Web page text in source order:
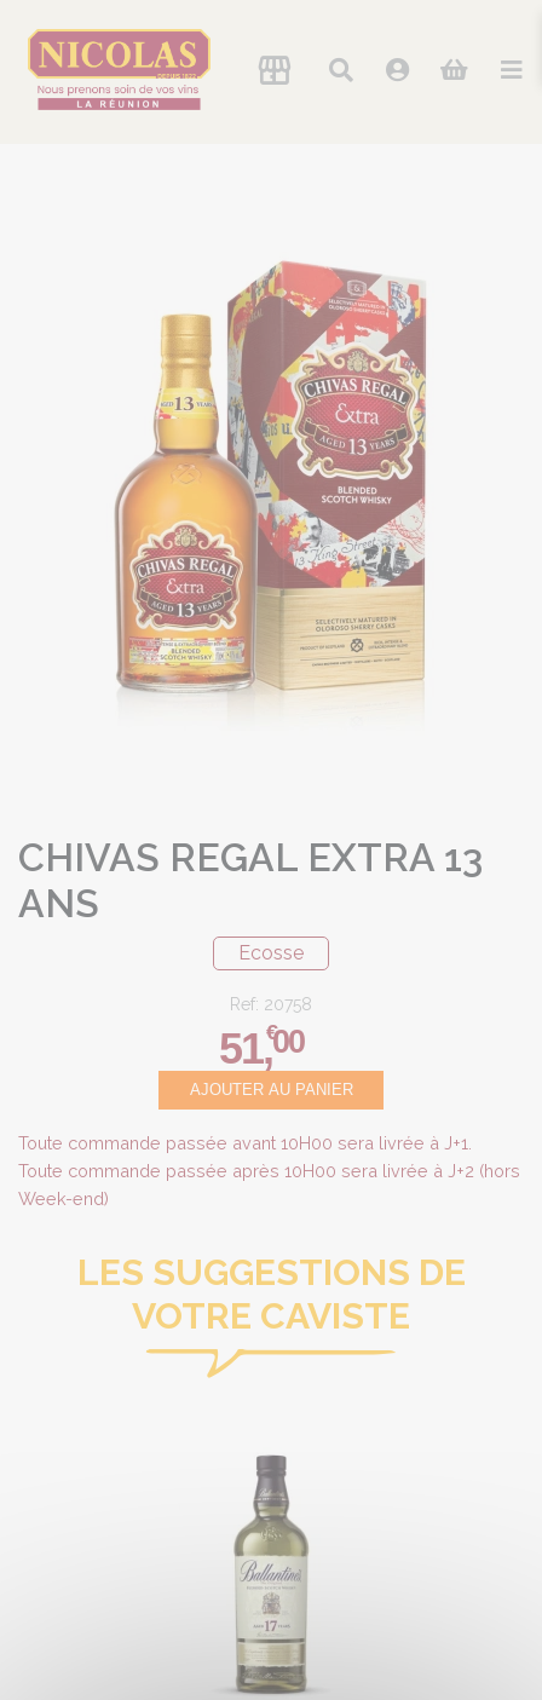
CHIVAS REGAL EXTRA 13
ANS
Ecosse
Ref: 20758
51
,€00
AJOUTER AU PANIER
Toute commande passée avant 10H00 sera livrée à J+1.
Toute commande passée après 10H00 sera livrée à J+2 (hors
Week-end)
LES SUGGESTIONS DE
VOTRE CAVISTE